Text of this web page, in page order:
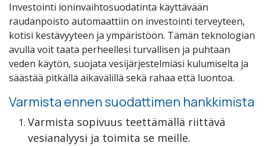
Investointi ioninvaihtosuodatinta käyttävään
raudanpoisto automaattiin on investointi terveyteen,
kotisi kestävyyteen ja ympäristöön. Tämän teknologian
avulla voit taata perheellesi turvallisen ja puhtaan
veden käytön, suojata vesijärjestelmiäsi kulumiselta ja
säästää pitkällä aikavälillä sekä rahaa että luontoa.
Varmista ennen suodattimen hankkimista
Varmista sopivuus teettämällä riittävä
vesianalyysi ja toimita se meille.